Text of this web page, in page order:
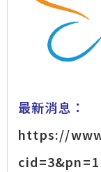
最新消息：
https://
cid=3&pn=1